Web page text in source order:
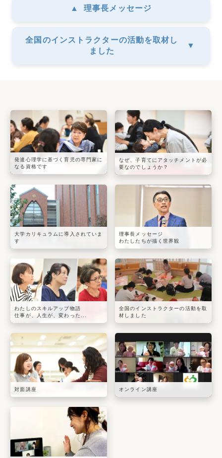
▲ 理事長メッセージ
全国のインストラクターの活動を取材し
ました
▼
発達心理学に基づく育児の専門家に
なる資格です
なぜ、子育てにアタッチメントが必
要なのでしょうか？
大学カリキュラムに導入されていま
す
理事長メッセージ
わたしたちが描く世界観
わたしのスキルアップ物語
仕事が、人生が、変わった...
全国のインストラクターの活動を取
材しました
対面講座 オンライン講座